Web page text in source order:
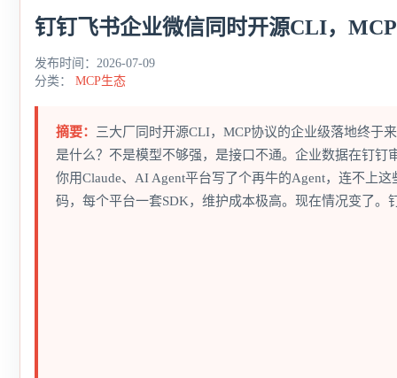
钉钉飞书企业微信同时开源CLI，
发布时间：2026-07-09
分类： MCP生态
摘要： 三大厂同时开源CLI，MCP协议的企业级落地终于
是什么？不是模型不够强，是接口不通。企业数据在钉
你用Claude、AI Agent平台写了个再牛的Agent，连不上
码，每个平台一套SDK，维护成本极高。现在情况变了。